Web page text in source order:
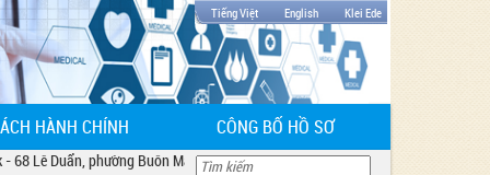
Tiếng Việt English Klei Ede
HÀNH CHÍNH CÔNG BỐ HỒ SƠ
Duẩn, phường Buôn Ma Thuột, tỉnh Đắk Lắk